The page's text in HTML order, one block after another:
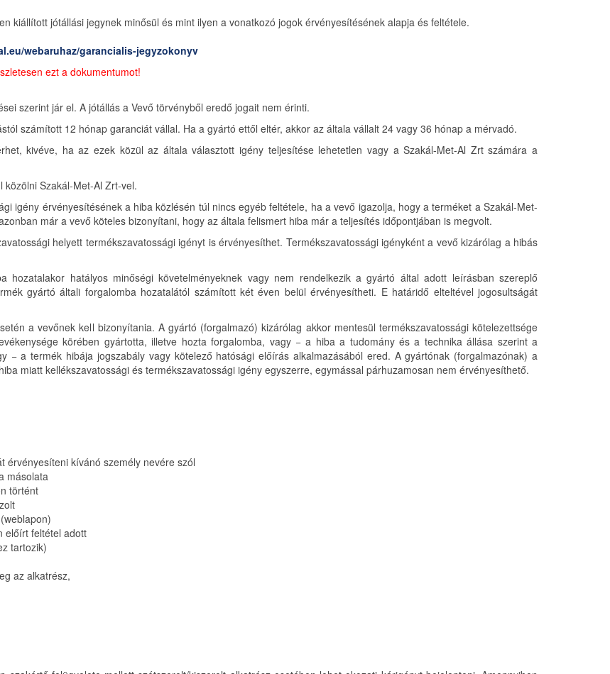
kiállított jótállási jegynek minősül és mint ilyen a vonatkozó jogok érvényesítésének alapja és feltétele.
webaruhaz/garancialis-jegyzokonyv
ezt a dokumentumot!
szerint jár el. A jótállás a Vevő törvényből eredő jogait nem érinti.
számított 12 hónap garanciát vállal. Ha a gyártó ettől eltér, akkor az általa vállalt 24 vagy 36 hónap a mérvadó.
kivéve, ha az ezek közül az általa választott igény teljesítése lehetetlen vagy a Szakál-Met-Al Zrt számára a
Szakál-Met-Al Zrt-vel.
igény érvényesítésének a hiba közlésén túl nincs egyéb feltétele, ha a vevő igazolja, hogy a terméket a Szakál-Met-
már a vevő köteles bizonyítani, hogy az általa felismert hiba már a teljesítés időpontjában is megvolt.
helyett termékszavatossági igényt is érvényesíthet. Termékszavatossági igényként a vevő kizárólag a hibás
hatályos minőségi követelményeknek vagy nem rendelkezik a gyártó által adott leírásban szereplő
gyártó általi forgalomba hozatalától számított két éven belül érvényesítheti. E határidő elteltével jogosultságát
a vevőnek kell bizonyítania. A gyártó (forgalmazó) kizárólag akkor mentesül termékszavatossági kötelezettsége
körében gyártotta, illetve hozta forgalomba, vagy − a hiba a tudomány és a technika állása szerint a
− a termék hibája jogszabály vagy kötelező hatósági előírás alkalmazásából ered. A gyártónak (forgalmazónak) a
miatt kellékszavatossági és termékszavatossági igény egyszerre, egymással párhuzamosan nem érvényesíthető.
érvényesíteni kívánó személy nevére szól
másolata
történt
előírt feltétel adott
tartozik)
az alkatrész,